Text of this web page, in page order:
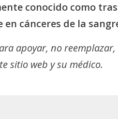
conocido como
cánceres de la
apoyar, no
sitio web y su médico.